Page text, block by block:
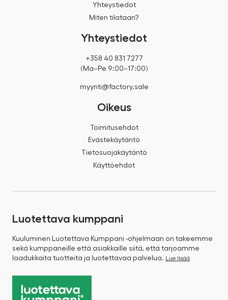
Yhteystiedot
Miten tilataan?
Yhteystiedot
+358 40 831 7277
(Ma–Pe 9:00–17:00)
myynti@factory.sale
Oikeus
Toimitusehdot
Evästekäytäntö
Tietosuojakäytäntö
Käyttöehdot
Luotettava kumppani
Kuuluminen Luotettava Kumppani -ohjelmaan on takeemme
sekä kumppaneille että asiakkaille siitä, että tarjoamme
laadukkaita tuotteita ja luotettavaa palvelua. Lue lisää